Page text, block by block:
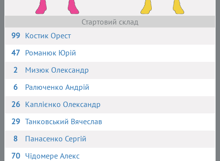
Стартовий склад
99 Костик Орест
47 Романюк Юрій
2
Мизюк Олександр
6
Ралюченко Андрій
26 Каплієнко Олександр
29 Танковський Вячеслав
8
Панасенко Сергій
70 Чідомере Алекс